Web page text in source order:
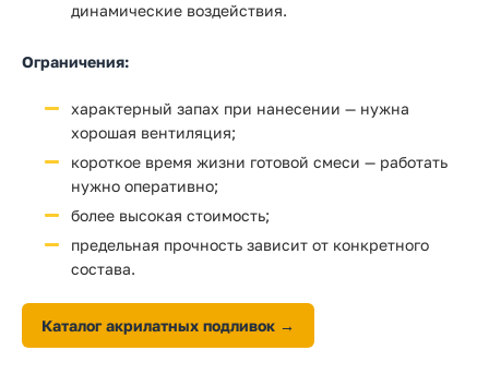
динамические воздействия.
Ограничения:
характерный запах при нанесении — нужна
хорошая вентиляция;
короткое время жизни готовой смеси — работать
нужно оперативно;
более высокая стоимость;
предельная прочность зависит от конкретного
состава.
Каталог акрилатных подливок →